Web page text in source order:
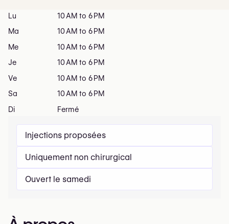
Injections proposées
Uniquement non chirurgical
Ouvert le samedi
Lu
10 AM to 6 PM
Ma
10 AM to 6 PM
Me
10 AM to 6 PM
Je
10 AM to 6 PM
Ve
10 AM to 6 PM
Sa
10 AM to 6 PM
Di
Fermé